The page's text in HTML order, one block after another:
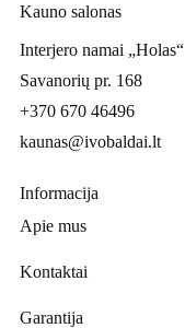
Kauno salonas
Interjero namai „Holas“
Savanorių pr. 168
+370 670 46496
kaunas@ivobaldai.lt
Informacija
Apie mus
Kontaktai
Garantija